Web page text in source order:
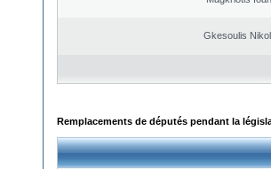
Gkesoulis
Remplacements de députés pendant la